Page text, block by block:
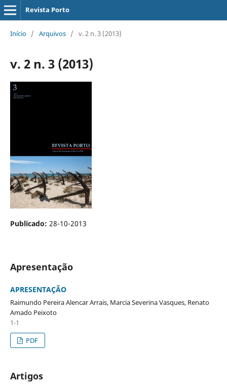
Revista Porto
Início / Arquivos / v. 2 n. 3 (2013)
v. 2 n. 3 (2013)
Publicado: 28-10-2013
Apresentação
APRESENTAÇÃO
Raimundo Pereira Alencar Arrais, Marcia Severina Vasques, Renato
Amado Peixoto
1-1
PDF
Artigos